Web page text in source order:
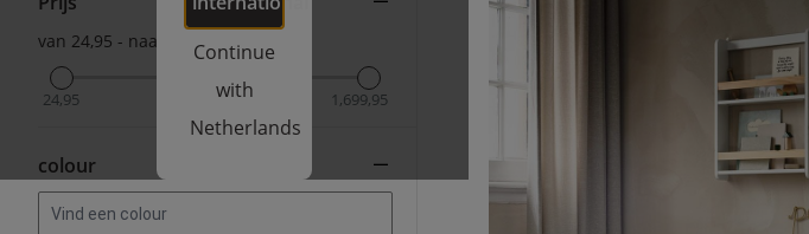
Continue
with
Netherlands
van 24,95 - naar 1,699,95
24,95 1,699,95
colour